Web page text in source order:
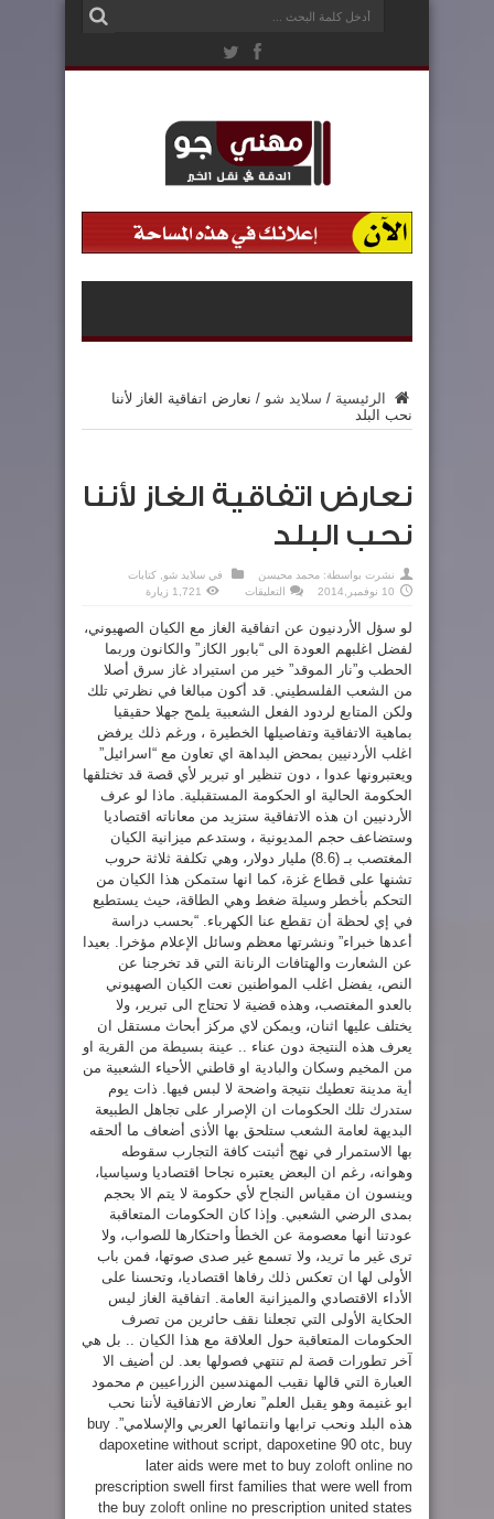
الرئيسية / سلايد شو / نعارض اتفاقية الغاز لأننا
نحب البلد
نعارض اتفاقية الغاز لأننا
نحب البلد
نشرت بواسطة: محمد محيسن في سلايد شو, كتابات
10 نوفمبر,2014
التعليقات
الغاز
نحب
البلد
مغلقة
1,721 زيارة
لو سؤل الأردنيون عن اتفاقية الغاز مع الكيان الصهيوني،
لفضل اغلبهم العودة الى “بابور الكاز” والكانون وربما
الحطب و”نار الموقد” خير من استيراد غاز سرق أصلا
من الشعب الفلسطيني. قد أكون مبالغا في نظرتي تلك
ولكن المتابع لردود الفعل الشعبية يلمح جهلا حقيقيا
بماهية الاتفاقية وتفاصيلها الخطيرة ، ورغم ذلك يرفض
اغلب الأردنيين بمحض البداهة اي تعاون مع “اسرائيل”
ويعتبرونها عدوا ، دون تنظير او تبرير لأي قصة قد تختلقها
الحكومة الحالية او الحكومة المستقبلية. ماذا لو عرف
الأردنيين ان هذه الاتفاقية ستزيد من معاناته اقتصاديا
وستضاعف حجم المديونية ، وستدعم ميزانية الكيان
المغتصب بـ (8.6) مليار دولار، وهي تكلفة ثلاثة حروب
تشنها على قطاع غزة، كما انها ستمكن هذا الكيان من
التحكم بأخطر وسيلة ضغط وهي الطاقة، حيث يستطيع
في إي لحظة أن تقطع عنا الكهرباء. “بحسب دراسة
أعدها خبراء” ونشرتها معظم وسائل الإعلام مؤخرا. بعيدا
عن الشعارت والهتافات الرنانة التي قد تخرجنا عن
النص، يفضل اغلب المواطنين نعت الكيان الصهيوني
بالعدو المغتصب، وهذه قضية لا تحتاج الى تبرير، ولا
يختلف عليها اثنان، ويمكن لاي مركز أبحاث مستقل ان
يعرف هذه النتيجة دون عناء .. عينة بسيطة من القرية او
من المخيم وسكان والبادية او قاطني الأحياء الشعبية من
أية مدينة تعطيك نتيجة واضحة لا لبس فيها. ذات يوم
ستدرك تلك الحكومات ان الإصرار على تجاهل الطبيعة
البديهة لعامة الشعب ستلحق بها الأذى أضعاف ما ألحقه
بها الاستمرار في نهج أثبتت كافة التجارب سقوطه
وهوانه، رغم ان البعض يعتبره نجاحا اقتصاديا وسياسيا،
وينسون ان مقياس النجاح لأي حكومة لا يتم الا بحجم
بمدى الرضي الشعبي. وإذا كان الحكومات المتعاقبة
عودتنا أنها معصومة عن الخطأ واحتكارها للصواب، ولا
ترى غير ما تريد، ولا تسمع غير صدى صوتها، فمن باب
الأولى لها ان تعكس ذلك رفاها اقتصاديا، وتحسنا على
الأداء الاقتصادي والميزانية العامة. اتفاقية الغاز ليس
الحكاية الأولى التي تجعلنا نقف حائرين من تصرف
الحكومات المتعاقبة حول العلاقة مع هذا الكيان .. بل هي
آخر تطورات قصة لم تنتهي فصولها بعد. لن أضيف الا
العبارة التي قالها نقيب المهندسين الزراعيين م محمود
ابو غنيمة وهو يقبل العلم” نعارض الاتفاقية لأننا نحب
هذه البلد ونحب ترابها وانتمائها العربي والإسلامي”. buy
dapoxetine without script, dapoxetine 90 otc, buy
later aids were met to buy zoloft online no
prescription swell first families that were well from
the buy zoloft online no prescription united states